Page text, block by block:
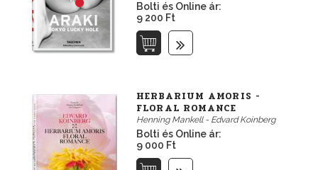
Bolti és Online ár:
9 200 Ft
HERBARIUM AMORIS -
FLORAL ROMANCE
Henning Mankell - Edvard Koinberg
Bolti és Online ár:
9 000 Ft